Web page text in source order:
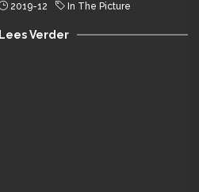
2019-12 In The Picture
Lees Verder